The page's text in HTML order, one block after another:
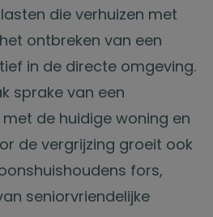
die verhuizen met
ontbreken van een
in de directe omgeving.
sprake van een
de huidige woning en
de vergrijzing groeit ook
fors,
seniorvriendelijke